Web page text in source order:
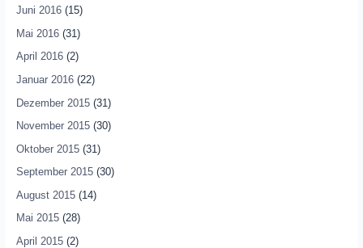
Juni 2016(15)
Mai 2016(31)
April 2016(2)
Januar 2016(22)
Dezember 2015(31)
November 2015(30)
Oktober 2015(31)
September 2015(30)
August 2015(14)
Mai 2015(28)
April 2015(2)